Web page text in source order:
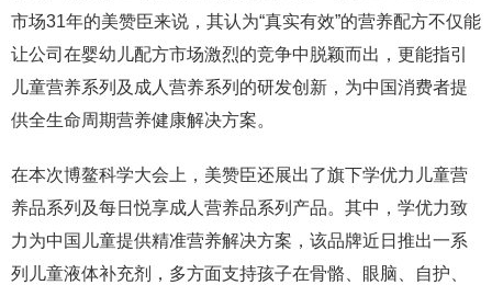
市场31年的美赞臣来说，其认为“真实有效”的营养配方不仅能
让公司在婴幼儿配方市场激烈的竞争中脱颖而出，更能指引
儿童营养系列及成人营养系列的研发创新，为中国消费者提
供全生命周期营养健康解决方案。
在本次博鳌科学大会上，美赞臣还展出了旗下学优力儿童营
养品系列及每日悦享成人营养品系列产品。其中，学优力致
力为中国儿童提供精准营养解决方案，该品牌近日推出一系
列儿童液体补充剂，多方面支持孩子在骨骼、眼脑、自护、